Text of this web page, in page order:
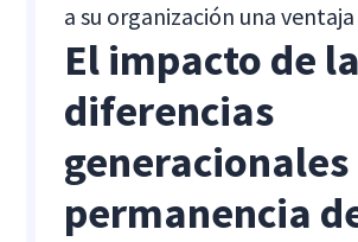
a su organización una
El impacto de
diferencias
generacionales
permanencia